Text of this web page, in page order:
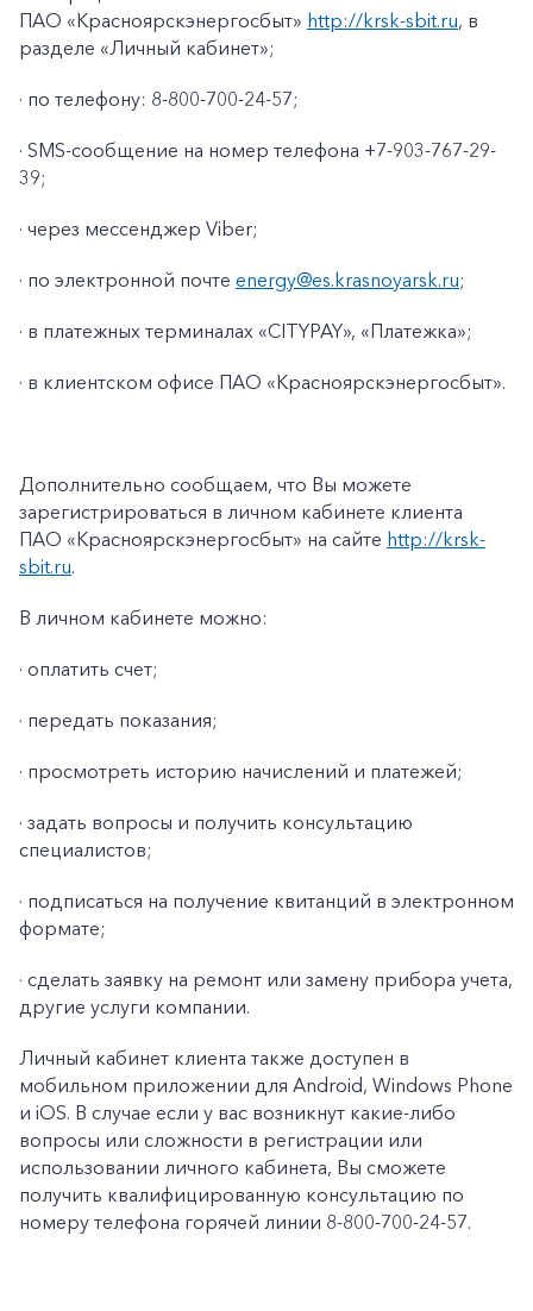
Заказать обратный звонок
Частным клиентам
ПАО «Красноярскэнергосбыт» http://krsk-sbit.ru, в
разделе «Личный кабинет»;
· по телефону: 8-800-700-24-57;
· SMS-сообщение на номер телефона +7-903-767-29-
39;
· через мессенджер Viber;
· по электронной почте energy@es.krasnoyarsk.ru;
· в платежных терминалах «CITYPAY», «Платежка»;
· в клиентском офисе ПАО «Красноярскэнергосбыт».
Дополнительно сообщаем, что Вы можете
зарегистрироваться в личном кабинете клиента
ПАО «Красноярскэнергосбыт» на сайте http://krsk-
sbit.ru.
В личном кабинете можно:
· оплатить счет;
· передать показания;
· просмотреть историю начислений и платежей;
· задать вопросы и получить консультацию
специалистов;
· подписаться на получение квитанций в электронном
формате;
· сделать заявку на ремонт или замену прибора учета,
другие услуги компании.
Личный кабинет клиента также доступен в
мобильном приложении для Android, Windows Phone
и iOS. В случае если у вас возникнут какие-либо
вопросы или сложности в регистрации или
использовании личного кабинета, Вы сможете
получить квалифицированную консультацию по
номеру телефона горячей линии 8-800-700-24-57.